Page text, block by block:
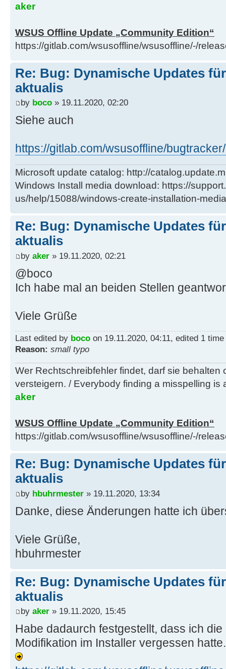
aker
WSUS Offline Update „Community Edition“
https://gitlab.com/wsusoffline/wsusoffline/-/
Re: Bug: Dynamische Updates
aktualis
by boco » 19.11.2020, 02:20
Siehe auch
https://gitlab.com/wsusoffline/
Microsoft update catalog: http://
Windows Install media download: https://
us/help/15088/windows-create-installation-media
Re: Bug: Dynamische Updates
aktualis
by aker » 19.11.2020, 02:21
@boco
Ich habe mal an beiden Stellen
Viele Grüße
Last edited by boco on 19.11.2020, 04:11, edited 1
Reason: small typo
Wer Rechtschreibfehler findet, darf sie behalten
versteigern. / Everybody finding a misspelling is
aker
WSUS Offline Update „Community Edition“
https://gitlab.com/wsusoffline/wsusoffline/-/
Re: Bug: Dynamische Updates
aktualis
by hbuhrmester » 19.11.2020, 13:34
Danke, diese Änderungen hatte ich
Viele Grüße,
hbuhrmester
Re: Bug: Dynamische Updates
aktualis
by aker » 19.11.2020, 15:45
Habe dadaurch festgestellt, dass ich
Modifikation im Installer vergessen